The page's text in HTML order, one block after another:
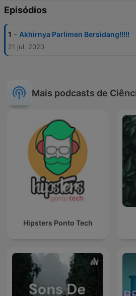
Episódios
1 - Akhirnya Parlimen Bersidang!!!!!
21 jul. 2020
Mais podcasts de
Hipsters Ponto Tech